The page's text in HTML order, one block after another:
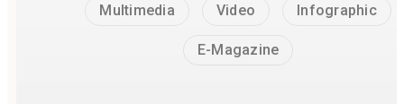
Multimedia Video Infographic
E-Magazine